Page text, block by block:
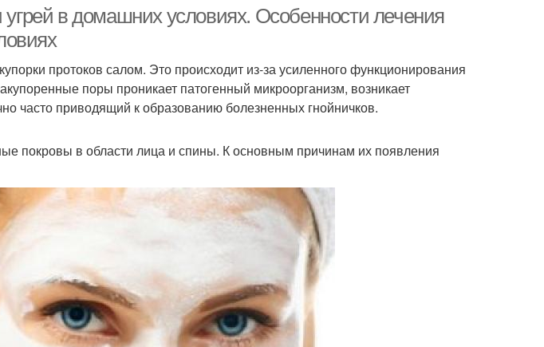
прыщей
с желатином Супер маски Маска от прыщей
маски Маска с аспирином Маска из алоэ
Маска из соды
с яичным белком
угрей в домашних условиях. Особенности лечения
протоков салом. Это происходит из-за усиленного функционирования
поры проникает патогенный микроорганизм, возникает
часто приводящий к образованию болезненных гнойничков.
покровы в области лица и спины. К основным причинам их появления